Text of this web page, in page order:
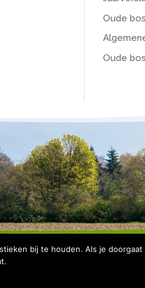
Oude
Oude
bij te houden. Als je